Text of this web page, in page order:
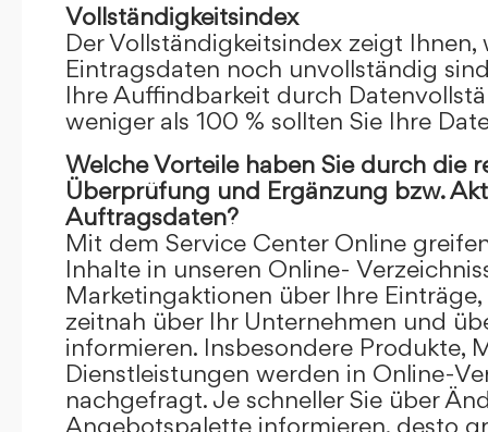
Vollständigkeitsindex
Der Vollständigkeitsindex zeigt
Eintragsdaten noch unvollständig
Ihre Auffindbarkeit durch
weniger als 100 % sollten Sie Ihre
Welche Vorteile haben Sie durch die
Überprüfung und Ergänzung bzw.
Auftragsdaten?
Mit dem Service Center Online
Inhalte in unseren Online-
Marketingaktionen über Ihre
zeitnah über Ihr Unternehmen und
informieren. Insbesondere Produkte,
Dienstleistungen werden in Online-
nachgefragt. Je schneller Sie über
Angebotspalette informieren, desto